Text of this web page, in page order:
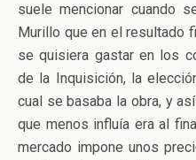
suele mencionar cuando
Murillo que en el resultado
se quisiera gastar en los
de la Inquisición, la
cual se basaba la obra, y
que menos influía era al
mercado impone unos